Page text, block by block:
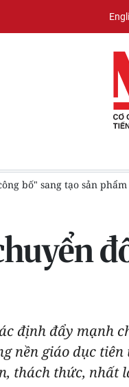
phát triển đất nước
định đẩy mạnh
nền giáo dục
thách thức, nhất